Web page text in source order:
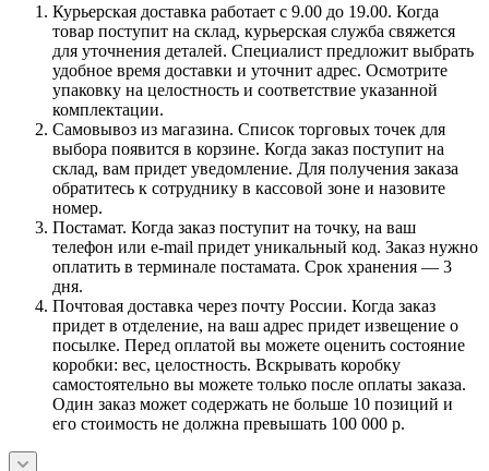
Курьерская доставка работает с 9.00 до 19.00. Когда
товар поступит на склад, курьерская служба свяжется
для уточнения деталей. Специалист предложит выбрать
удобное время доставки и уточнит адрес. Осмотрите
упаковку на целостность и соответствие указанной
комплектации.
Самовывоз из магазина. Список торговых точек для
выбора появится в корзине. Когда заказ поступит на
склад, вам придет уведомление. Для получения заказа
обратитесь к сотруднику в кассовой зоне и назовите
номер.
Постамат. Когда заказ поступит на точку, на ваш
телефон или e-mail придет уникальный код. Заказ нужно
оплатить в терминале постамата. Срок хранения — 3
дня.
Почтовая доставка через почту России. Когда заказ
придет в отделение, на ваш адрес придет извещение о
посылке. Перед оплатой вы можете оценить состояние
коробки: вес, целостность. Вскрывать коробку
самостоятельно вы можете только после оплаты заказа.
Один заказ может содержать не больше 10 позиций и
его стоимость не должна превышать 100 000 р.